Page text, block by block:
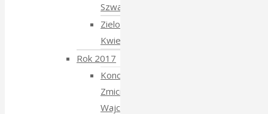
Szwajcarski
Zielony
Kwiecień
Rok 2017
Koncert
Zmiciera
Wajciuszkiewicza